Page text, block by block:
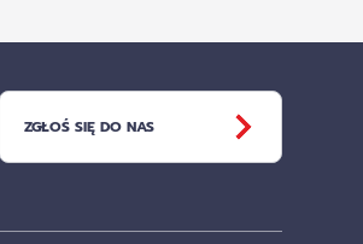
ZGŁOŚ SIĘ DO NAS